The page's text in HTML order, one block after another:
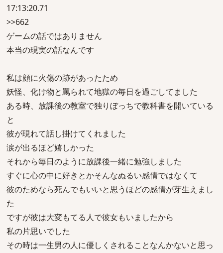
17:13:20.71
>>662
ゲームの話ではありません
本当の現実の話なんです
私は顔に火傷の跡があったため
妖怪、化け物と罵られて地獄の毎日を過ごしてました
ある時、放課後の教室で独りぼっちで教科書を開いている
と
彼が現れて話し掛けてくれました
涙が出るほど嬉しかった
それから毎日のように放課後一緒に勉強しました
すぐに心の中に好きとかそんなぬるい感情ではなくて
彼のためなら死んでもいいと思うほどの感情が芽生えまし
た
ですが彼は大変もてる人で彼女もいましたから
私の片思いでした
その時は一生男の人に優しくされることなんかないと思っ